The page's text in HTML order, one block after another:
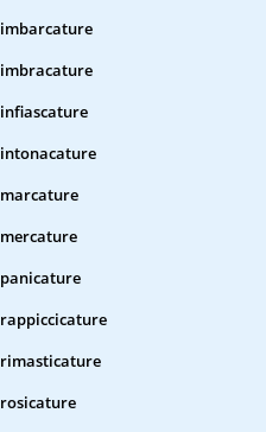
imbarcature
imbracature
infiascature
intonacature
marcature
mercature
panicature
rappiccicature
rimasticature
rosicature